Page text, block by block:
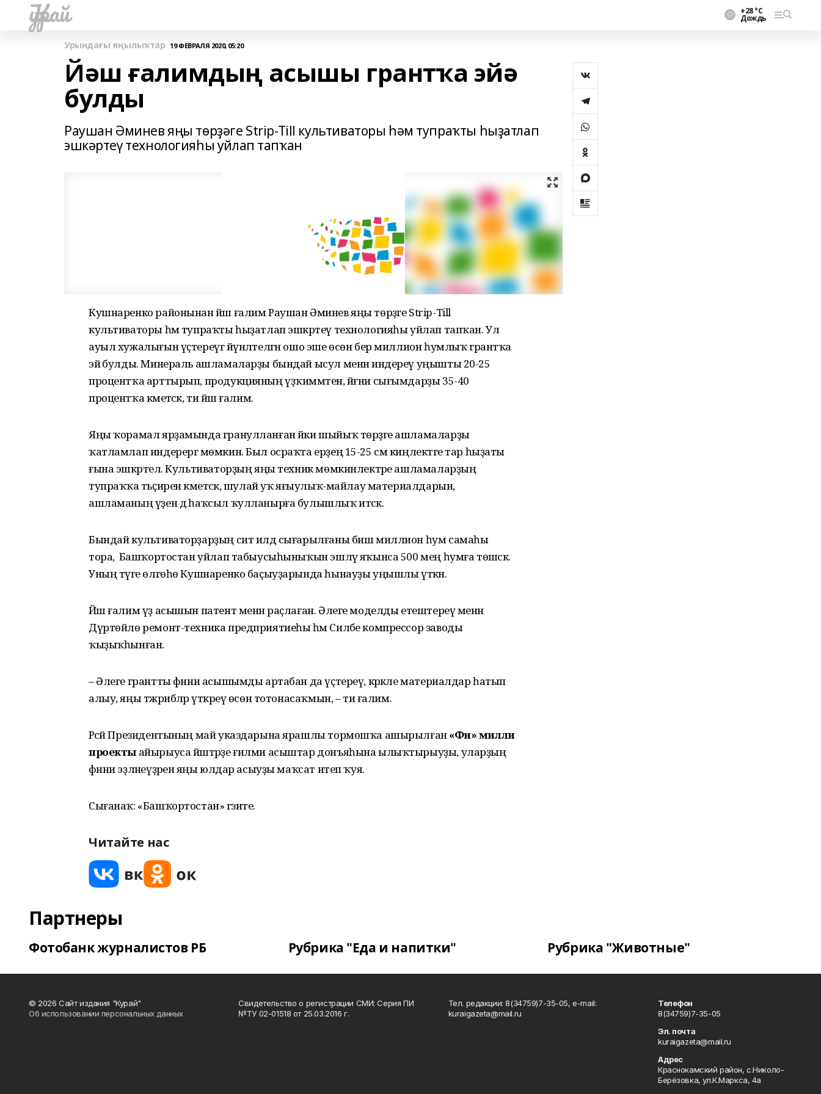
Ҡурай +28 °С
Дождь
Урындағы яңылыҡтар 19 ФЕВРАЛЯ 2020, 05:20
Йәш ғалимдың асышы грантҡа эйә
булды
Раушан Әминев яңы төрҙәге Strip-Till культиваторы һәм тупраҡты һыҙатлап
эшкәртеү технологияһы уйлап тапҡан
Кушнаренко районынан йәш ғалим Раушан Әминев яңы төрҙәге Strip-Till
культиваторы һәм тупраҡты һыҙатлап эшкәртеү технологияһы уйлап тапҡан. Ул
ауыл хужалығын үҫтереүгә йүнәлтелгән ошо эше өсөн бер миллион һумлыҡ грантҡа
эйә булды. Минераль ашламаларҙы бындай ысул менән индереү уңышты 20-25
процентҡа арттырып, продукцияның үҙҡиммәтен, йәғни сығымдарҙы 35-40
процентҡа кәметәсәк, ти йәш ғалим.
Яңы ҡорамал ярҙамында гранулланған йәки шыйыҡ төрҙәге ашламаларҙы
ҡатламлап индерергә мөмкин. Был осраҡта ерҙең 15-25 см киңлектәге тар һыҙаты
ғына эшкәртелә. Культиваторҙың яңы техник мөмкинлектәре ашламаларҙың
тупраҡҡа тәьҫирен кәметәсәк, шулай уҡ яғыулыҡ-майлау материалдарын,
ашламаның үҙен дә һаҡсыл ҡулланырға булышлыҡ итәсәк.
Бындай культиваторҙарҙың сит илдә сығарылғаны биш миллион һум самаһы
тора, ә Башҡортостан уйлап табыусыһыныҡын эшләү яҡынса 500 мең һумға төшәсәк.
Уның тәүге өлгөһө Кушнаренко баҫыуҙарында һынауҙы уңышлы үткән.
Йәш ғалим үҙ асышын патент менән раҫлаған. Әлеге моделды етештереү менән
Дүртөйлө ремонт-техника предприятиеһы һәм Силәбе компрессор заводы
ҡыҙыҡһынған.
– Әлеге грантты фәнни асышымды артабан да үҫтереү, кәрәкле материалдар һатып
алыу, яңы тәжрибәләр үткәреү өсөн тотонасаҡмын, – ти ғалим.
Рәсәй Президентының май указдарына ярашлы тормошҡа ашырылған«Фән»милли
проектыайырыуса йәштәрҙе ғилми асыштар донъяһына ылыҡтырыуҙы, уларҙың
фәнни эҙләнеүҙәренә яңы юлдар асыуҙы маҡсат итеп ҡуя.
Сығанаҡ: «Башҡортостан» гәзите.
Читайте нас
Партнеры
Фотобанк журналистов РБ Рубрика "Еда и напитки" Рубрика "Животные"
© 2026 Сайт издания "Курай"
Об использовании персональных данных
Свидетельство о регистрации СМИ: Серия ПИ
№ТУ 02-01518 от 25.03.2016 г.
Тел. редакции: 8(34759)7-35-05, e-mail:
kuraigazeta@mail.ru
Телефон
8(34759)7-35-05
Эл. почта
kuraigazeta@mail.ru
Адрес
Краснокамский район, с.Николо-
Берёзовка, ул.К.Маркса, 4а